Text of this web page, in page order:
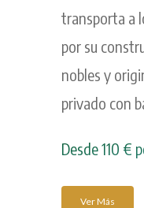
transporta a
por su
nobles y
privado con
Desde 110 €
Ver Más